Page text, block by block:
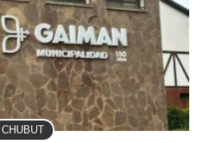
CHUBUT